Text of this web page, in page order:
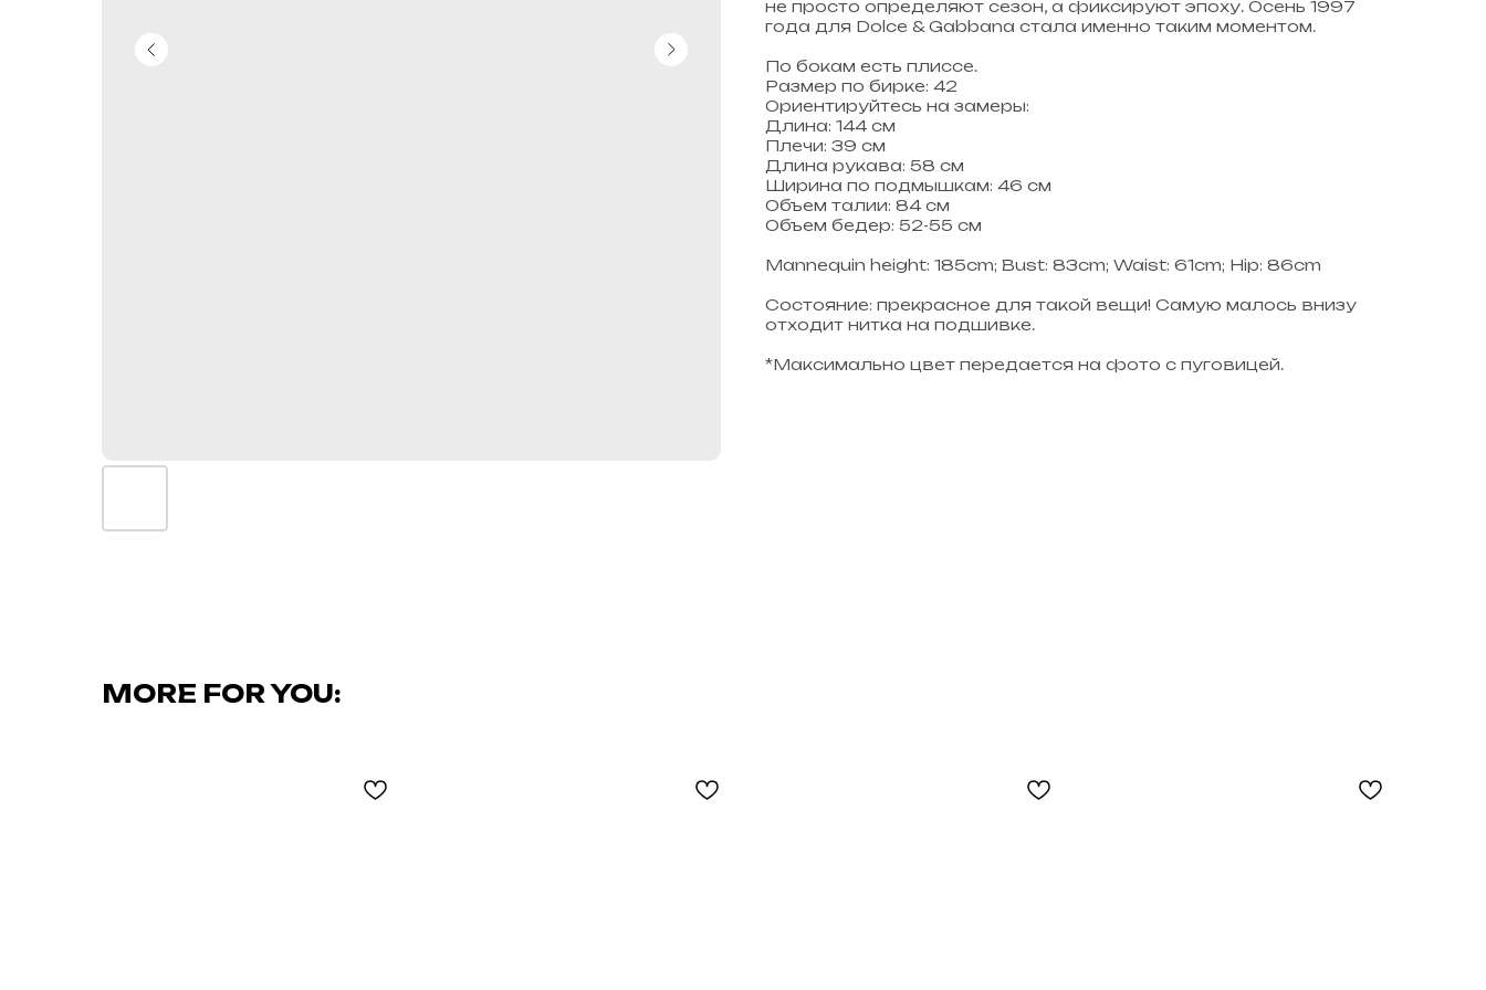
не просто определяют сезон, а фиксируют эпоху. Осень 1997
года для Dolce & Gabbana стала именно таким моментом.
По бокам есть плиссе.
Размер по бирке: 42
Ориентируйтесь на замеры:
Длина: 144 см
Плечи: 39 см
Длина рукава: 58 см
Ширина по подмышкам: 46 см
Объем талии: 84 см
Объем бедер: 52-55 см
Mannequin height: 185cm; Bust: 83cm; Waist: 61cm; Hip: 86cm
Состояние: прекрасное для такой вещи! Самую малось внизу
отходит нитка на подшивке.
*Максимально цвет передается на фото с пуговицей.
MORE FOR YOU: